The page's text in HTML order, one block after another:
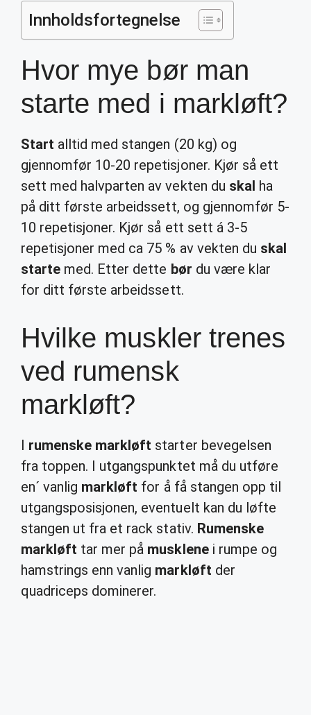
Innholdsfortegnelse
Hvor mye bør man
starte med i markløft?
Start alltid med stangen (20 kg) og
gjennomfør 10-20 repetisjoner. Kjør så ett
sett med halvparten av vekten du skal ha
på ditt første arbeidssett, og gjennomfør 5-
10 repetisjoner. Kjør så ett sett á 3-5
repetisjoner med ca 75 % av vekten du skal
starte med. Etter dette bør du være klar
for ditt første arbeidssett.
Hvilke muskler trenes
ved rumensk
markløft?
I rumenske markløft starter bevegelsen
fra toppen. I utgangspunktet må du utføre
en´ vanlig markløft for å få stangen opp til
utgangsposisjonen, eventuelt kan du løfte
stangen ut fra et rack stativ. Rumenske
markløft tar mer på musklenei rumpe og
hamstrings enn vanlig markløft der
quadriceps dominerer.